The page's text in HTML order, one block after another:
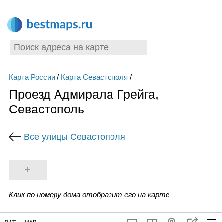
Карта России/ Карта Севастополя /
Проезд Адмирала Грейга,
Севастополь
Все улицы Севастополя
+
Клик по номеру дома отобразит его на карте